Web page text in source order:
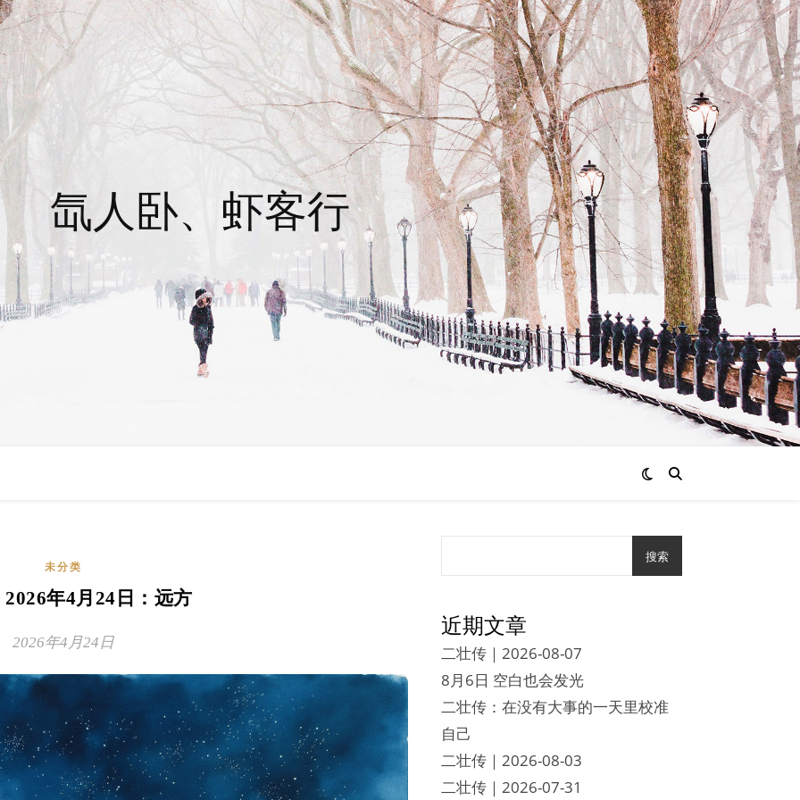
氙人卧、虾客行
未分类
2026年4月24日：远方
2026年4月24日
搜索
近期文章
二壮传｜2026-08-07
8月6日 空白也会发光
二壮传：在没有大事的一天里校准
自己
二壮传｜2026-08-03
二壮传｜2026-07-31